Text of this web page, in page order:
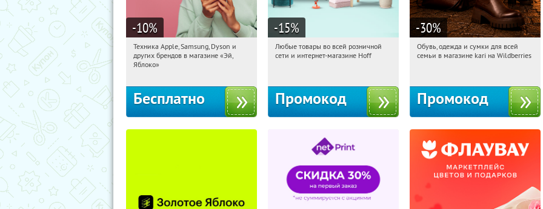
-10%
18:24:58
Получи первым!
Багратионовская
Техника Apple, Samsung, Dyson и
других брендов в магазине «Эй,
Яблоко»
Бесплатно
-15%
18:24:58 Получили:
Любые товары во всей розничной
сети и интернет-магазине Hoff
Промокод
-30%
18:24:58 Получили:
Обувь, одежда и сумки для всей
семьи в магазине kari на Wildberries
Промокод